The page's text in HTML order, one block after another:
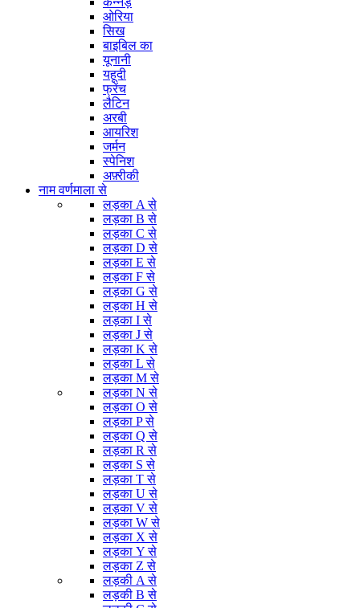
ओरिया
सिख
बाइबिल का
यूनानी
यहूदी
फ्रेंच
लैटिन
अरबी
आयरिश
जर्मन
स्पेनिश
अफ़्रीकी
नाम वर्णमाला से
लड़का A से
लड़का B से
लड़का C से
लड़का D से
लड़का E से
लड़का F से
लड़का G से
लड़का H से
लड़का I से
लड़का J से
लड़का K से
लड़का L से
लड़का M से
लड़का N से
लड़का O से
लड़का P से
लड़का Q से
लड़का R से
लड़का S से
लड़का T से
लड़का U से
लड़का V से
लड़का W से
लड़का X से
लड़का Y से
लड़का Z से
लड़की A से
लड़की B से